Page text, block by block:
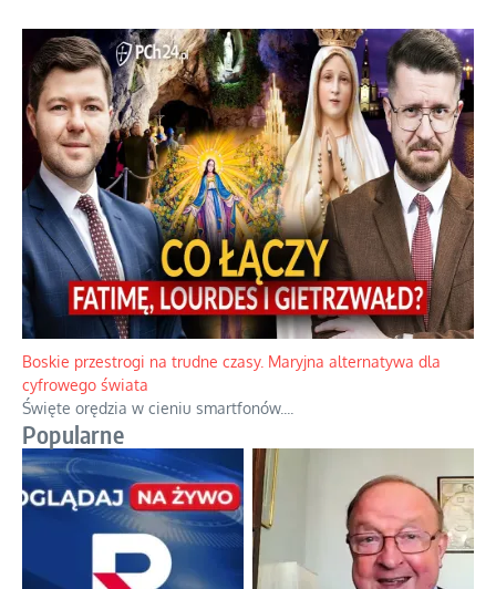
Papieskie innowacje w tradycyjnym różańcu
Gorący dylemat medytacji nad tajemnicami....